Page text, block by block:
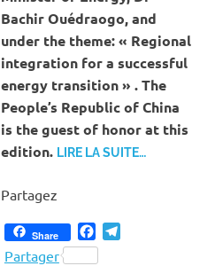
Bachir Ouédraogo, and
under the theme: « Regional
integration for a successful
energy transition » . The
People’s Republic of China
is the guest of honor at this
edition. LIRE LA SUITE…
Partagez
Share Facebook
Partager